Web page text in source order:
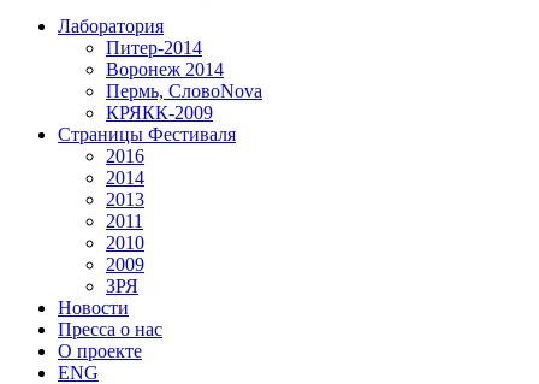
Лаборатория
Питер-2014
Воронеж 2014
Пермь, СловоNova
КРЯКК-2009
Страницы Фестиваля
2016
2014
2013
2011
2010
2009
ЗРЯ
Новости
Пресса о нас
О проекте
ENG